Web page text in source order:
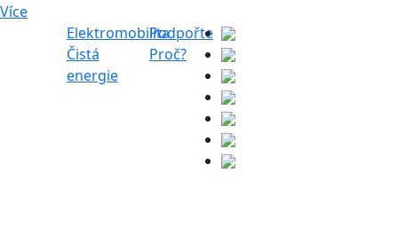
Více
Elektromobilita
Čistá
energie
Podpořte
Proč?